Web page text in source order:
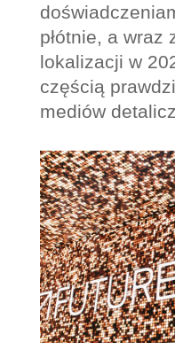
płótnie, a wraz
lokalizacji w
częścią
mediów